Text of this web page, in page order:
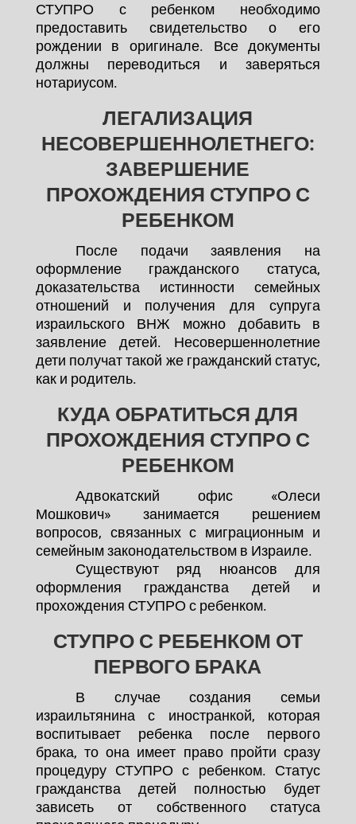
СТУПРО с ребенком необходимо
предоставить свидетельство о его
рождении в оригинале. Все документы
должны переводиться и заверяться
нотариусом.
ЛЕГАЛИЗАЦИЯ
НЕСОВЕРШЕННОЛЕТНЕГО:
ЗАВЕРШЕНИЕ
ПРОХОЖДЕНИЯ СТУПРО С
РЕБЕНКОМ
После подачи заявления на
оформление гражданского статуса,
доказательства истинности семейных
отношений и получения для супруга
израильского ВНЖ можно добавить в
заявление детей. Несовершеннолетние
дети получат такой же гражданский статус,
как и родитель.
КУДА ОБРАТИТЬСЯ ДЛЯ
ПРОХОЖДЕНИЯ СТУПРО С
РЕБЕНКОМ
Адвокатский офис «Олеси
Мошкович» занимается решением
вопросов, связанных с миграционным и
семейным законодательством в Израиле.
Существуют ряд нюансов для
оформления гражданства детей и
прохождения СТУПРО с ребенком.
СТУПРО С РЕБЕНКОМ ОТ
ПЕРВОГО БРАКА
В случае создания семьи
израильтянина с иностранкой, которая
воспитывает ребенка после первого
брака, то она имеет право пройти сразу
процедуру СТУПРО с ребенком. Статус
гражданства детей полностью будет
зависеть от собственного статуса